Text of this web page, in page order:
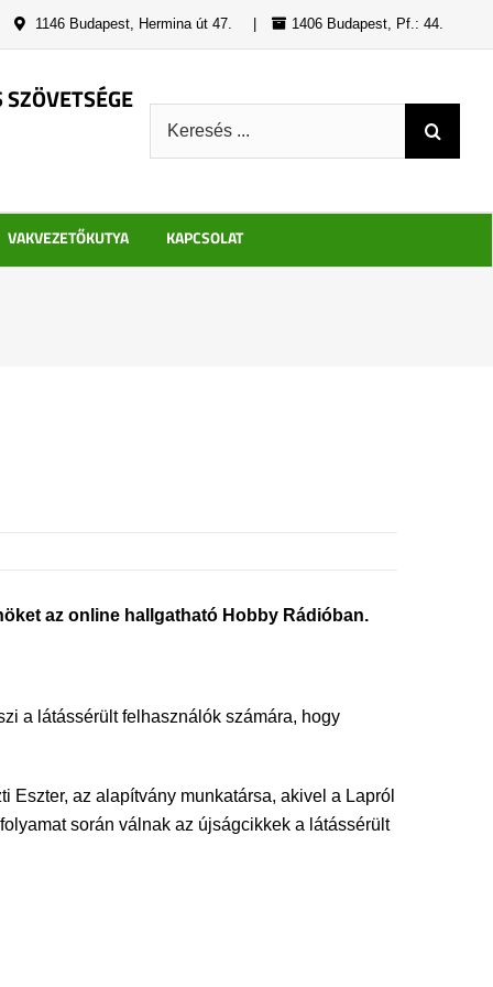
1146 Budapest, Hermina út 47. 1406 Budapest, Pf.: 44.
VAKVEZETŐKUTYA KAPCSOLAT
az online hallgatható Hobby Rádióban.
a látássérült felhasználók számára, hogy
Eszter, az alapítvány munkatársa, akivel a Lapról
során válnak az újságcikkek a látássérült